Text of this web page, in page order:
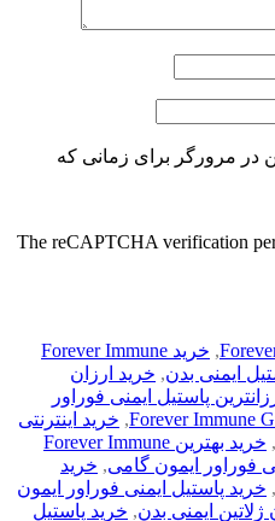
در مرورگر برای زمانی که
The reCAPTCHA verification
,
خرید Forever Immune
ایمنی بدن, خرید ارزان
پاستیل ایمنی فوراور
, خرید اینترنتی
,
خرید بهترین Forever Immune
فوراور ایمون گامی, خرید
, خرید پاستیل ایمنی فوراور ایمون
ایمنی بدن, خرید پاستیل